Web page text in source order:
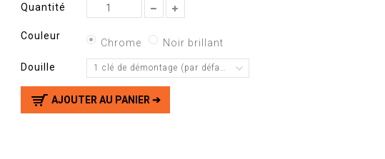
Quantité
Couleur
Chrome Noir brillant
Douille 1 clé de démontage (par défaut)
AJOUTER AU PANIER ➔